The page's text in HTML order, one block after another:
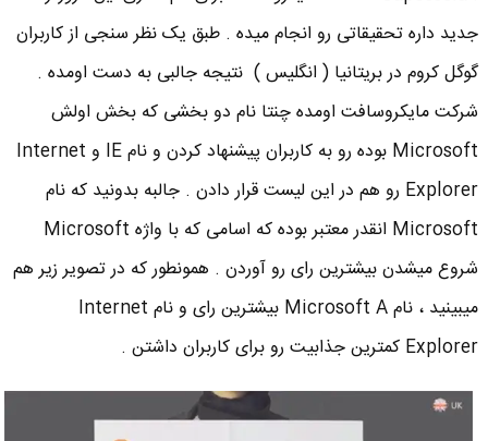
جدید داره تحقیقاتی رو انجام میده . طبق یک نظر سنجی از کاربران
گوگل کروم در بریتانیا ( انگلیس ) نتیجه جالبی به دست اومده .
شرکت مایکروسافت اومده چنتا نام دو بخشی که بخش اولش
Microsoft بوده رو به کاربران پیشنهاد کردن و نام IE و Internet
Explorer رو هم در این لیست قرار دادن . جالبه بدونید که نام
Microsoft انقدر معتبر بوده که اسامی که با واژه Microsoft
شروع میشدن بیشترین رای رو آوردن . همونطور که در تصویر زیر هم
میبینید ، نام Microsoft A بیشترین رای و نام Internet
Explorer کمترین جذابیت رو برای کاربران داشتن .